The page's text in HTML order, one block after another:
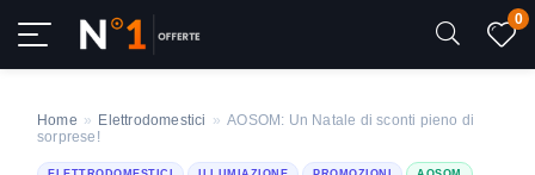
0
Home » Elettrodomestici » AOSOM: Un Natale di sconti pieno di
sorprese!